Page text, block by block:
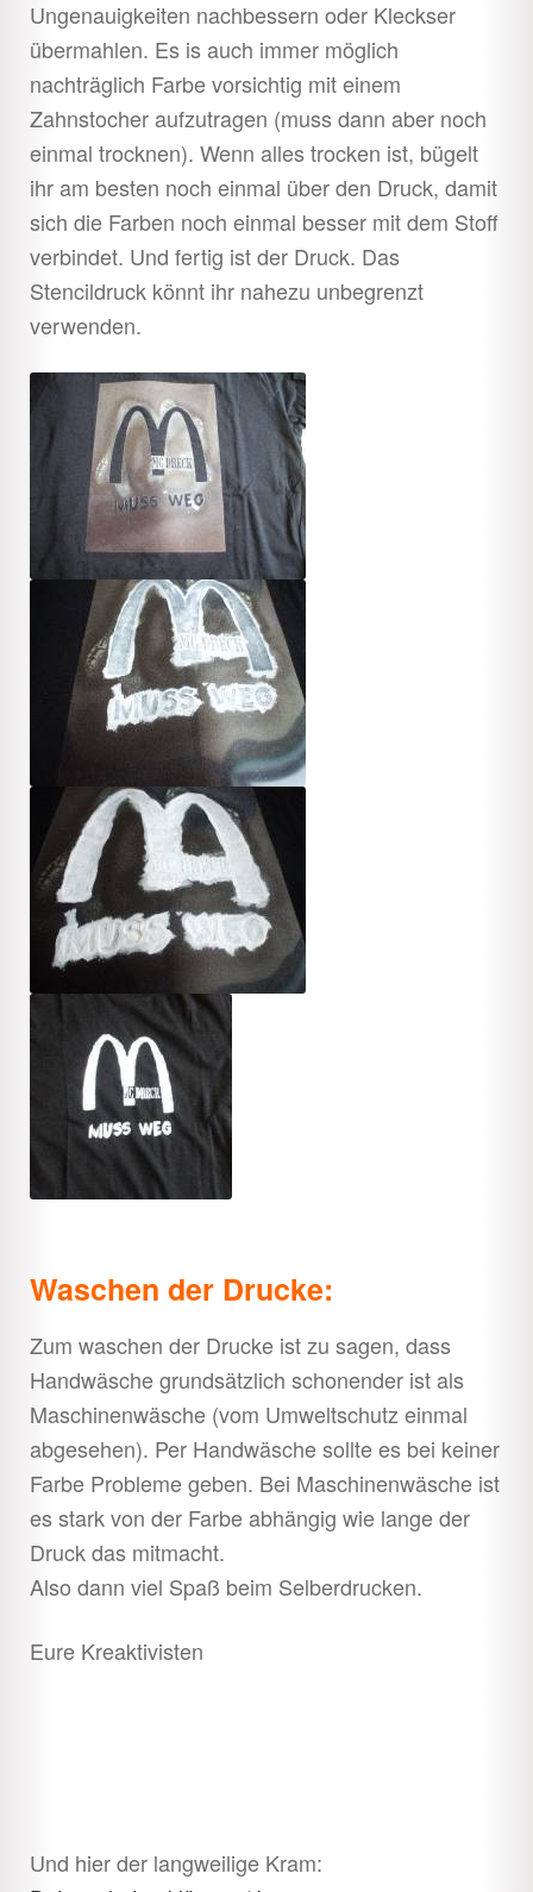
Ungenauigkeiten nachbessern oder Kleckser
übermahlen. Es is auch immer möglich
nachträglich Farbe vorsichtig mit einem
Zahnstocher aufzutragen (muss dann aber noch
einmal trocknen). Wenn alles trocken ist, bügelt
ihr am besten noch einmal über den Druck, damit
sich die Farben noch einmal besser mit dem Stoff
verbindet. Und fertig ist der Druck. Das
Stencildruck könnt ihr nahezu unbegrenzt
verwenden.
Waschen der Drucke:
Zum waschen der Drucke ist zu sagen, dass
Handwäsche grundsätzlich schonender ist als
Maschinenwäsche (vom Umweltschutz einmal
abgesehen). Per Handwäsche sollte es bei keiner
Farbe Probleme geben. Bei Maschinenwäsche ist
es stark von der Farbe abhängig wie lange der
Druck das mitmacht.
Also dann viel Spaß beim Selberdrucken.
Eure Kreaktivisten
Und hier der langweilige Kram: